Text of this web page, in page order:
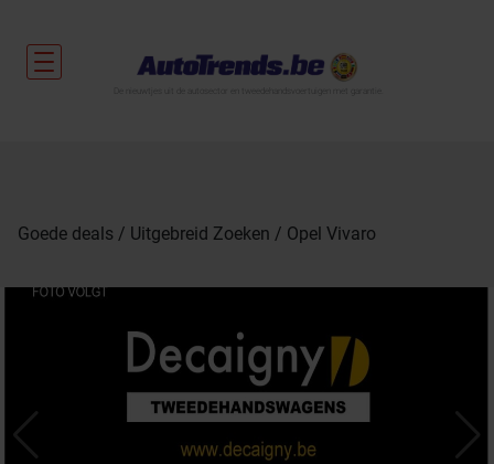
Goede deals Uitgebreid Zoeken Opel Vivaro